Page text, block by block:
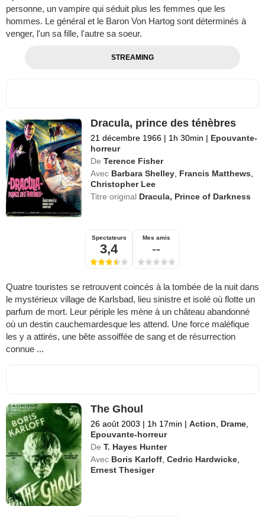
personne, un vampire qui séduit plus les femmes que les
hommes. Le général et le Baron Von Hartog sont déterminés à
venger, l'un sa fille, l'autre sa soeur.
STREAMING
Dracula, prince des ténèbres
21 décembre 1966 | 1h 30min | Epouvante-
horreur
De Terence Fisher
Avec Barbara Shelley Francis Matthews
Christopher Lee
Titre original Dracula, Prince of Darkness
Spectateurs
3,4
Mes amis
--
Quatre touristes se retrouvent coincés à la tombée de la nuit dans
le mystérieux village de Karlsbad, lieu sinistre et isolé où flotte un
parfum de mort. Leur périple les mène à un château abandonné
où un destin cauchemardesque les attend. Une force maléfique
les y a attirés, une bête assoiffée de sang et de résurrection
connue ...
The Ghoul
26 août 2003 | 1h 17min | Action Drame
Epouvante-horreur
De T. Hayes Hunter
Avec Boris Karloff ,Cedric Hardwicke
Ernest Thesiger